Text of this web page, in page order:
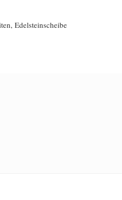
Edelsteinscheibe